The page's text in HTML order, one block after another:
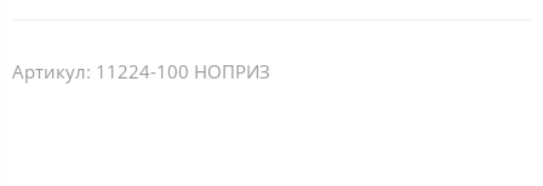
Артикул: 11224-100 НОПРИЗ